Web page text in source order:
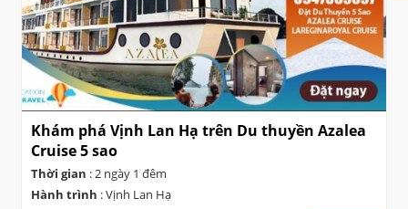
Khám phá Vịnh Lan Hạ trên Du thuyền Azalea
Cruise 5 sao
Thời gian : 2 ngày 1 đêm
Hành trình : Vịnh Lan Hạ